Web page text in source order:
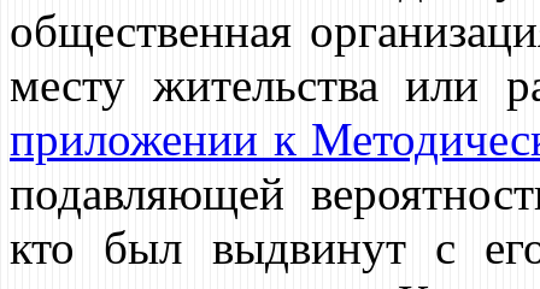
общественная
месту жительства или
приложении к
подавляющей
кто был выдвинут с